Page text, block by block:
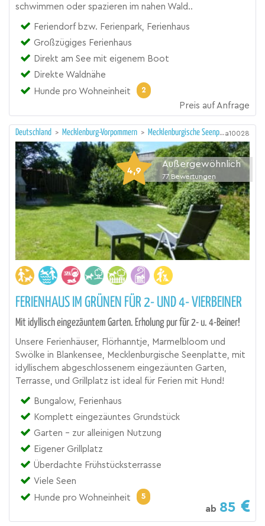
schwimmen oder spazieren im nahen Wald..
Feriendorf bzw. Ferienpark, Ferienhaus
Großzügiges Ferienhaus
Direkt am See mit eigenem Boot
Direkte Waldnähe
Hunde pro Wohneinheit
2
Preis auf Anfrage
Deutschland > Mecklenburg-Vorpommern > Mecklenburgische Seenplatte a10028
4,9
Außergewöhnlich
77 Bewertungen
FERIENHAUS IM GRÜNEN FÜR 2- UND 4- VIERBEINER
Mit idyllisch eingezäuntem Garten. Erholung pur für 2- u. 4-Beiner!
Unsere Ferienhäuser, Flörhanntje, Marmelbloom und
Swölke in Blankensee, Mecklenburgische Seenplatte, mit
idyllischem abgeschlossenem eingezäunten Garten,
Terrasse, und Grillplatz ist ideal für Ferien mit Hund!
Bungalow, Ferienhaus
Komplett eingezäuntes Grundstück
Garten - zur alleinigen Nutzung
Eigener Grillplatz
Überdachte Frühstücksterrasse
Viele Seen
Hunde pro Wohneinheit
5
ab 85